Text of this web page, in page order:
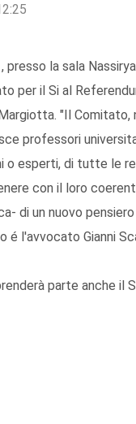
presso la sala
per il Si al
"Il
professori
o esperti, di tutte le
con il loro
di un nuovo
é l'avvocato Gianni
parte anche il